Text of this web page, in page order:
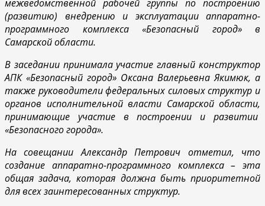
межведомственной рабочей группы по построению
(развитию) внедрению и эксплуатации аппаратно-
программного комплекса «Безопасный город» в
Самарской области.
В заседании принимала участие главный конструктор
АПК «Безопасный город» Оксана Валерьевна Якимюк, а
также руководители федеральных силовых структур и
органов исполнительной власти Самарской области,
принимающие участие в построении и развитии
«Безопасного города».
На совещании Александр Петрович отметил, что
создание аппаратно-программного комплекса – эта
общая задача, которая должна быть приоритетной
для всех заинтересованных структур.